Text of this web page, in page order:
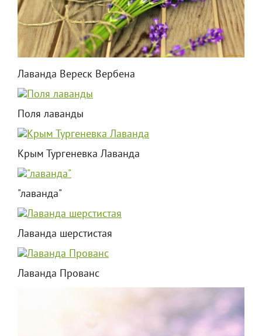
Лаванда Вереск Вербена
Поля лаванды
Крым Тургеневка Лаванда
"лаванда"
Лаванда шерстистая
Лаванда Прованс